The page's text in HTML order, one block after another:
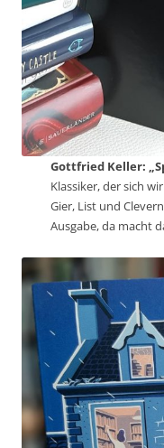
Gottfried Keller:
Klassiker, der sich
Gier, List und
Ausgabe, da macht